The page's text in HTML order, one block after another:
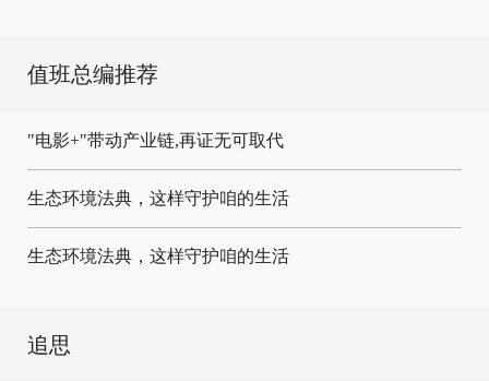
值班总编推荐
"电影+"带动产业链,再证无可取代
生态环境法典，这样守护咱的生活
生态环境法典，这样守护咱的生活
追思